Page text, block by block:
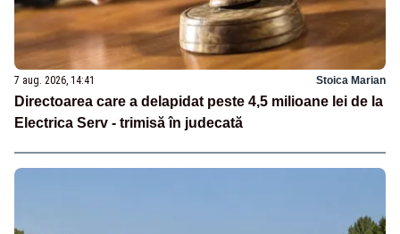
7 aug. 2026, 14:41 Stoica Marian
Directoarea care a delapidat peste 4,5 milioane lei de la
Electrica Serv - trimisă în judecată